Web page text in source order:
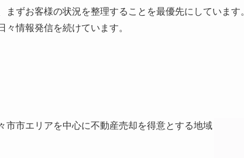
まずお客様の状況を整理することを最優先にしていま
情報発信を続けています。
市市エリアを中心に不動産売却を得意とする地域